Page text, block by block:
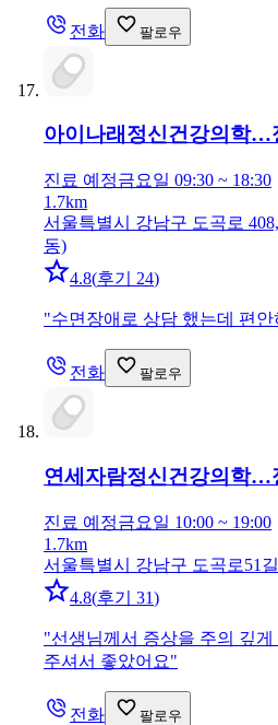
전화 팔로우
아이나래정신건강의학…
진료 예정금요일 09:30 ~ 18:30
1.7km
서울특별시 강남구 도곡로
동)
4.8(후기 24)
"수면장애로 상담 했는데 편
전화 팔로우
연세자람정신건강의학…
진료 예정금요일 10:00 ~ 19:00
1.7km
서울특별시 강남구 도곡로51
4.8(후기 31)
"선생님께서 증상을 주의 깊
주셔서 좋았어요"
전화 팔로우